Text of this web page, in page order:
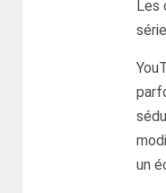
Les
un